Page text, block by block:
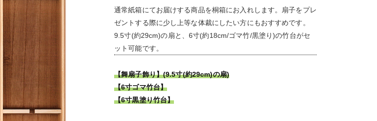
通常紙箱にてお届けする商品を桐箱にお入れします。扇子をプレ
ゼントする際に少し上等な体裁にしたい方にもおすすめです。
9.5寸(約29cm)の扇と、6寸(約18cm/ゴマ竹/黒塗り)の竹台がセ
ット可能です。
【舞扇子飾り】(9.5寸(約29cm)の扇)
【6寸ゴマ竹台】
【6寸黒塗り竹台】